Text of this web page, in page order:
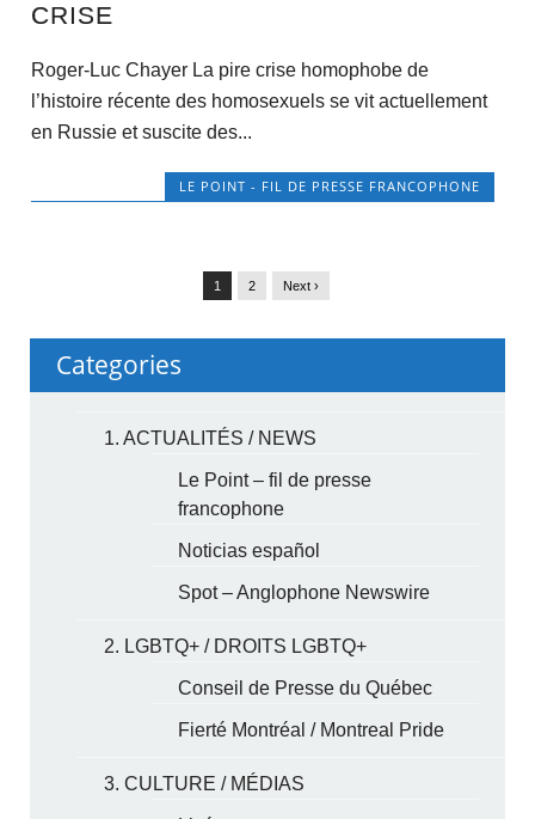
CRISE
Roger-Luc Chayer La pire crise homophobe de
l’histoire récente des homosexuels se vit actuellement
en Russie et suscite des...
LE POINT - FIL DE PRESSE FRANCOPHONE
1 2 Next ›
Categories
1. ACTUALITÉS / NEWS
Le Point – fil de presse
francophone
Noticias español
Spot – Anglophone Newswire
2. LGBTQ+ / DROITS LGBTQ+
Conseil de Presse du Québec
Fierté Montréal / Montreal Pride
3. CULTURE / MÉDIAS